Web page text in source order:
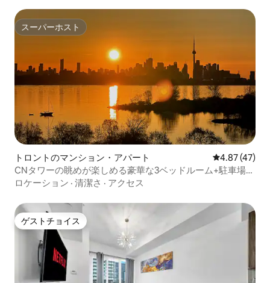
スーパーホスト
スーパーホスト
トロントのマンション・アパート レビュー47
4.87 (47)
CNタワーの眺めが楽しめる豪華な3ベッドルーム+駐車場
+プール
ロケーション · 清潔さ · アクセス
ゲストチョイス
ゲストチョイス